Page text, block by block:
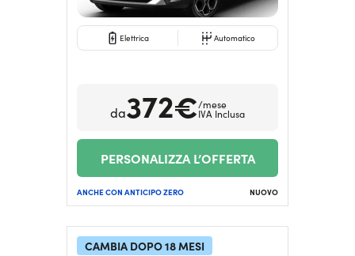
Elettrica Automatico
da372€/mese
IVA Inclusa
PERSONALIZZA L’OFFERTA
ANCHE CON ANTICIPO ZERO NUOVO
CAMBIA DOPO 18 MESI